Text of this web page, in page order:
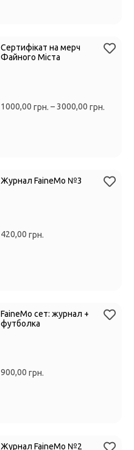
Сертифікат на мерч
Файного Міста
1000,00 грн. –3000,00 грн.
Журнал FaineMo №3
420,00 грн.
FaineMo сет: журнал +
футболка
900,00 грн.
Журнал FaineMo №2